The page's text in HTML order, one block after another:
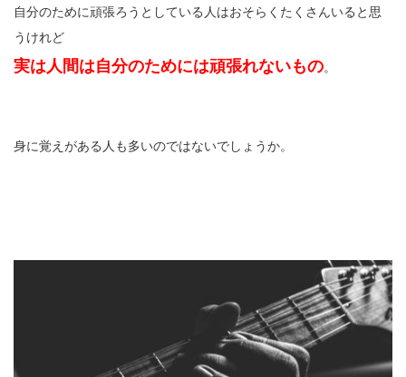
自分のために頑張ろうとしている人はおそらくたくさんいると思
うけれど
実は人間は自分のためには頑張れないもの。
身に覚えがある人も多いのではないでしょうか。